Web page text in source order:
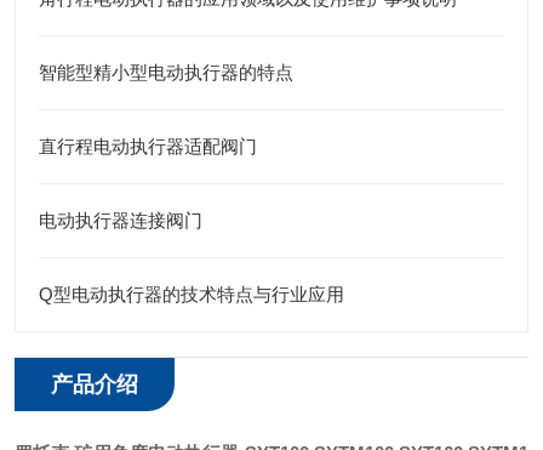
智能型精小型电动执行器的特点
直行程电动执行器适配阀门
电动执行器连接阀门
Q型电动执行器的技术特点与行业应用
产品介绍